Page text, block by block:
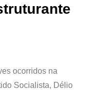
ocorridos na
Socialista, Délio